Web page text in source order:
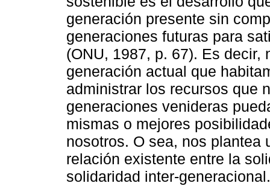
generación presente sin
generaciones futuras para
(ONU, 1987, p. 67). Es
generación actual que
administrar los recursos que
generaciones venideras
mismas o mejores
nosotros. O sea, nos plantea
relación existente entre la
solidaridad inter-generacional.